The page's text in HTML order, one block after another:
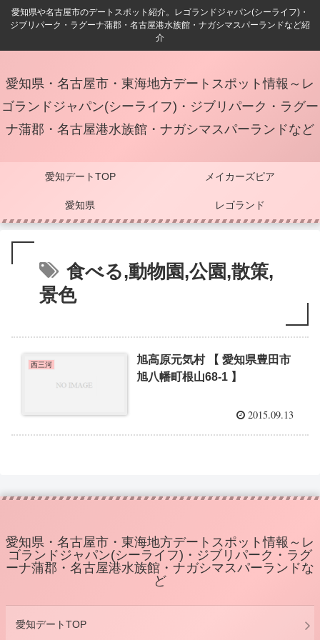
愛知県や名古屋市のデートスポット紹介。レゴランドジャパン(シーライフ)・
ジブリパーク・ラグーナ蒲郡・名古屋港水族館・ナガシマスパーランドなど紹
介
愛知県・名古屋市・東海地方デートスポット情報～レ
ゴランドジャパン(シーライフ)・ジブリパーク・ラグー
ナ蒲郡・名古屋港水族館・ナガシマスパーランドなど
愛知デートTOP メイカーズピア
愛知県 レゴランド
食べる,動物園,公園,散策,
景色
西三河
旭高原元気村 【 愛知県豊田市
旭八幡町根山68-1 】
2015.09.13
愛知県・名古屋市・東海地方デートスポット情報～レ
ゴランドジャパン(シーライフ)・ジブリパーク・ラグ
ーナ蒲郡・名古屋港水族館・ナガシマスパーランドな
ど
愛知デートTOP